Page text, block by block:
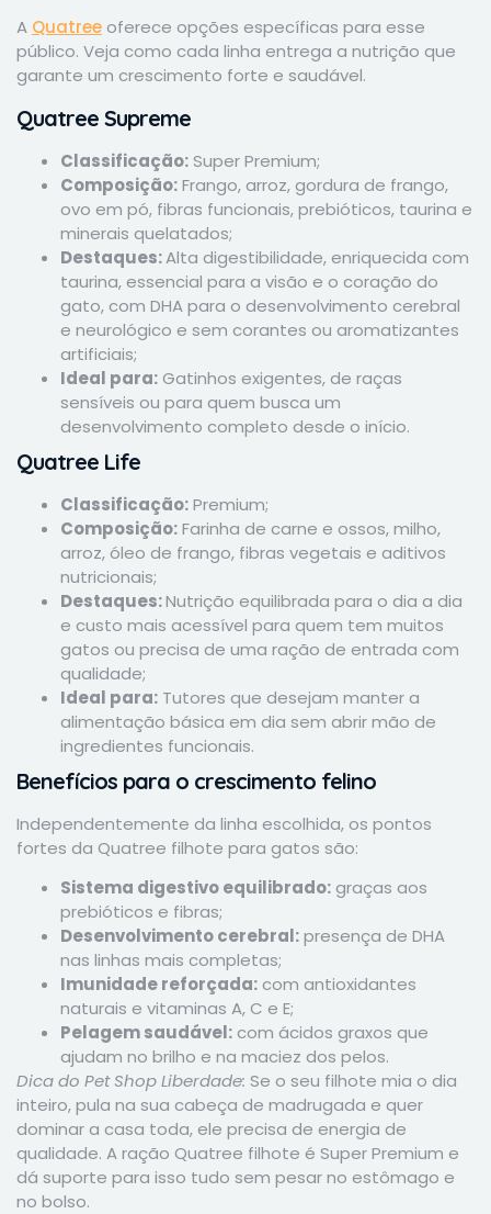
A Quatree oferece opções específicas para esse
público. Veja como cada linha entrega a nutrição que
garante um crescimento forte e saudável.
Quatree Supreme
Classificação:Super Premium;
Composição:Frango, arroz, gordura de frango,
ovo em pó, fibras funcionais, prebióticos, taurina e
minerais quelatados;
Destaques:Alta digestibilidade, enriquecida com
taurina, essencial para a visão e o coração do
gato, com DHA para o desenvolvimento cerebral
e neurológico e sem corantes ou aromatizantes
artificiais;
Ideal para: Gatinhos exigentes, de raças
sensíveis ou para quem busca um
desenvolvimento completo desde o início.
Quatree Life
Classificação:Premium;
Composição:Farinha de carne e ossos, milho,
arroz, óleo de frango, fibras vegetais e aditivos
nutricionais;
Destaques:Nutrição equilibrada para o dia a dia
e custo mais acessível para quem tem muitos
gatos ou precisa de uma ração de entrada com
qualidade;
Ideal para: Tutores que desejam manter a
alimentação básica em dia sem abrir mão de
ingredientes funcionais.
Benefícios para o crescimento felino
Independentemente da linha escolhida, os pontos
fortes da Quatree filhote para gatos são:
Sistema digestivo equilibrado: graças aos
prebióticos e fibras;
Desenvolvimento cerebral:presença de DHA
nas linhas mais completas;
Imunidade reforçada: com antioxidantes
naturais e vitaminas A, C e E;
Pelagem saudável: com ácidos graxos que
ajudam no brilho e na maciez dos pelos.
Dica do Pet Shop Liberdade: Se o seu filhote mia o dia
inteiro, pula na sua cabeça de madrugada e quer
dominar a casa toda, ele precisa de energia de
qualidade. A ração Quatree filhote é Super Premium e
dá suporte para isso tudo sem pesar no estômago e
no bolso.